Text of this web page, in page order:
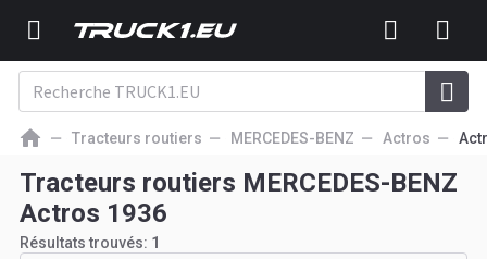
Tracteurs routiers MERCEDES-BENZ Actros
Tracteurs routiers MERCEDES-BENZ
Actros 1936
Résultats trouvés: 1